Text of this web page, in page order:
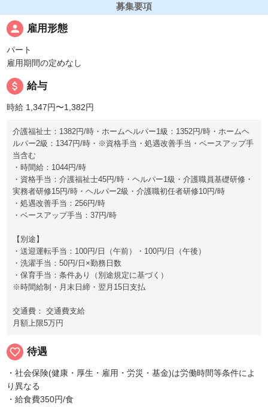
募集要項
person 雇用形態
パート
雇用期間の定めなし
attach_money 給与
時給 1,347円〜1,382円
介護福祉士：1382円/時・ホームヘルパー1級：1352円/時・ホームヘ
ルパー2級：1347円/時・※資格手当・処遇改善手当・ベースアップ手
当含む
・時間給：1044円/時
・資格手当：介護福祉士45円/時・ヘルパー1級・介護職員基礎研修・
実務者研修15円/時・ヘルパー2級・介護職初任者研修10円/時
・処遇改善手当：256円/時
・ベースアップ手当：37円/時
【別途】
・送迎運転手当：100円/日（午前）・100円/日（午後）
・洗濯手当：50円/日×勤務日数
・保育手当：条件あり（別途規定に基づく）
※時間給制・月末日締・翌月15日支払
交通費： 交通費支給
月額上限5万円
favorite_border 待遇
・社会保険(健康・厚生・雇用・労災・基金)は労働時間等条件によ
り異なる
・給食費350円/食